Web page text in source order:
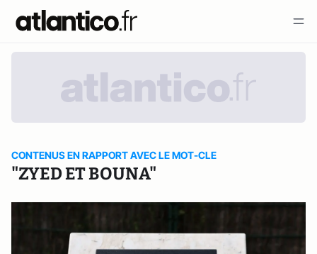
CONTENUS EN RAPPORT AVEC LE MOT-CLE
"ZYED ET BOUNA"